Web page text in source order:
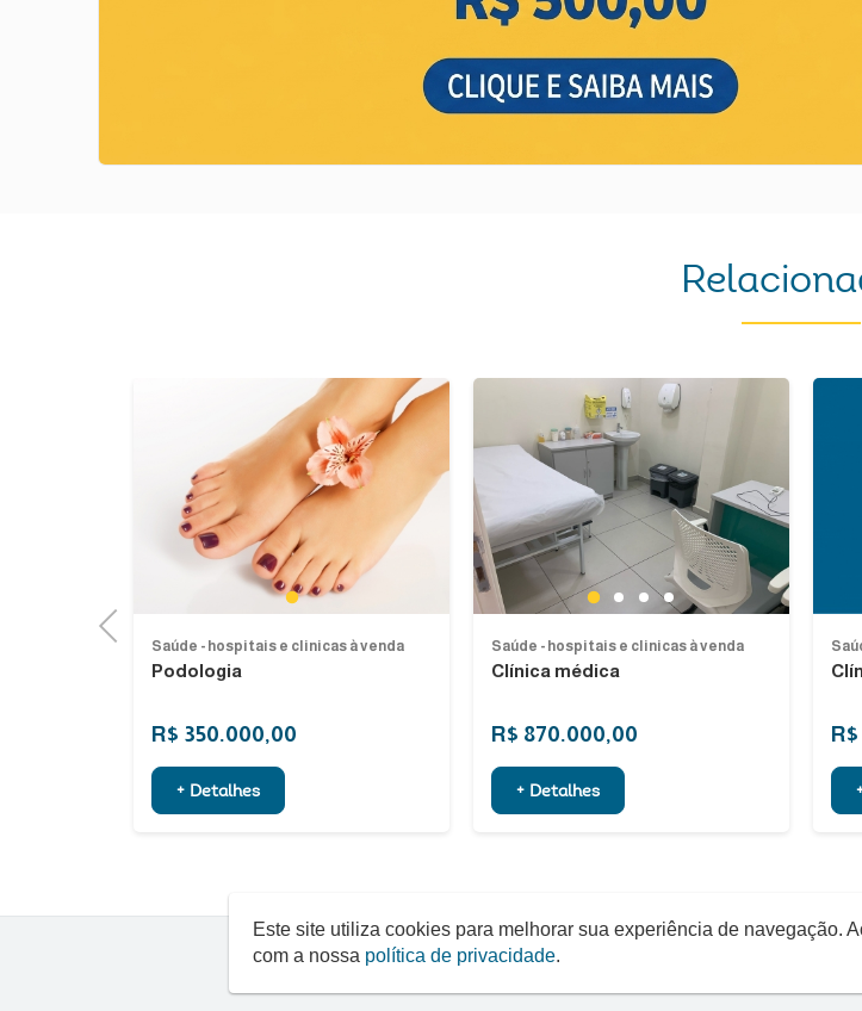
Previous
1
Saúde - hospitais e clinicas à venda
Podologia
R$ 350.000,00
+ Detalhes
Previous
1 2 3 4
Saúde - hospitais e clinicas à venda
Clínica médica
R$ 870.000,00
+ Detalhes
Este site utiliza cookies para melhorar sua experiência de navegação.
com a nossa política de privacidade.